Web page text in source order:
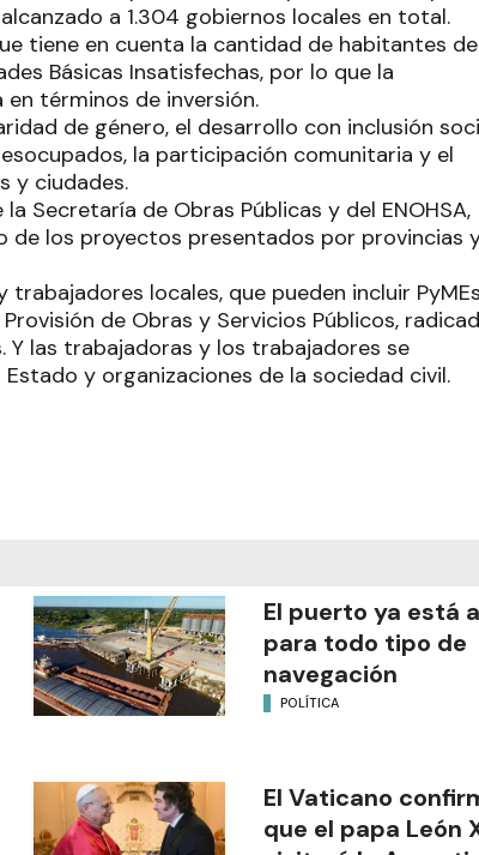
a 1.304 gobiernos locales en total.
tiene en cuenta la cantidad de habitantes de
Básicas Insatisfechas, por lo que la
términos de inversión.
de género, el desarrollo con inclusión
la participación comunitaria y el
y ciudades.
Secretaría de Obras Públicas y del ENOHSA,
de los proyectos presentados por provincias
locales, que pueden incluir
de Obras y Servicios Públicos,
Y las trabajadoras y los trabajadores se
y organizaciones de la sociedad civil.
El puerto ya está
para todo tipo de
navegación
POLÍTICA
El Vaticano
que el papa León